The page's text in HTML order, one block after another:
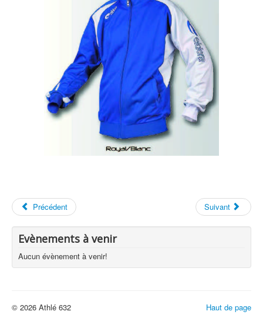
Précédent Suivant
Evènements à venir
Aucun évènement à venir!
Haut de page
© 2026 Athlé 632